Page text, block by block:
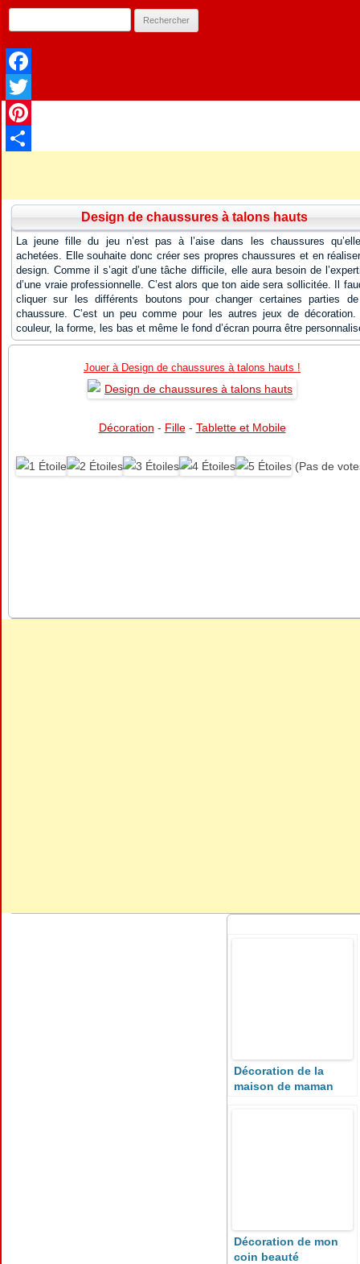
Facebook
Twitter
Pinterest
Design de chaussures à talons hauts
La jeune fille du jeu n’est pas à l’aise dans les chaussures
achetées. Elle souhaite donc créer ses propres chaussures et en
design. Comme il s’agit d’une tâche difficile, elle aura besoin de
d’une vraie professionnelle. C’est alors que ton aide sera sollicitée. Il
cliquer sur les différents boutons pour changer certaines parties
chaussure. C’est un peu comme pour les autres jeux de décoration.
couleur, la forme, les bas et même le fond d’écran pourra être
Jouer à Design de chaussures à talons hauts !
Décoration - Fille- Tablette et Mobile
(Pas de
Décoration de la
maison de maman
Décoration de mon
coin beauté